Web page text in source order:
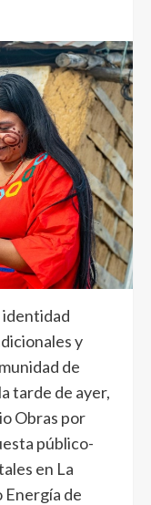
identidad
y
de
tarde de ayer,
Obras por
público-
en La
Energía de